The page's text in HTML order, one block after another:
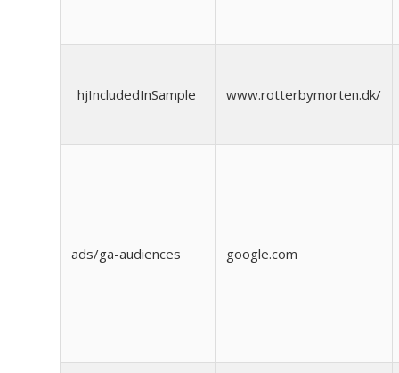
_hjIncludedInSample www.rotterbymorten.dk/
ads/ga-audiences google.com